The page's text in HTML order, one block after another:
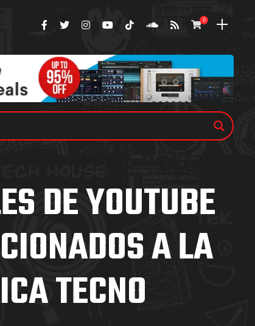
0
DE YOUTUBE
A LA
TECNO